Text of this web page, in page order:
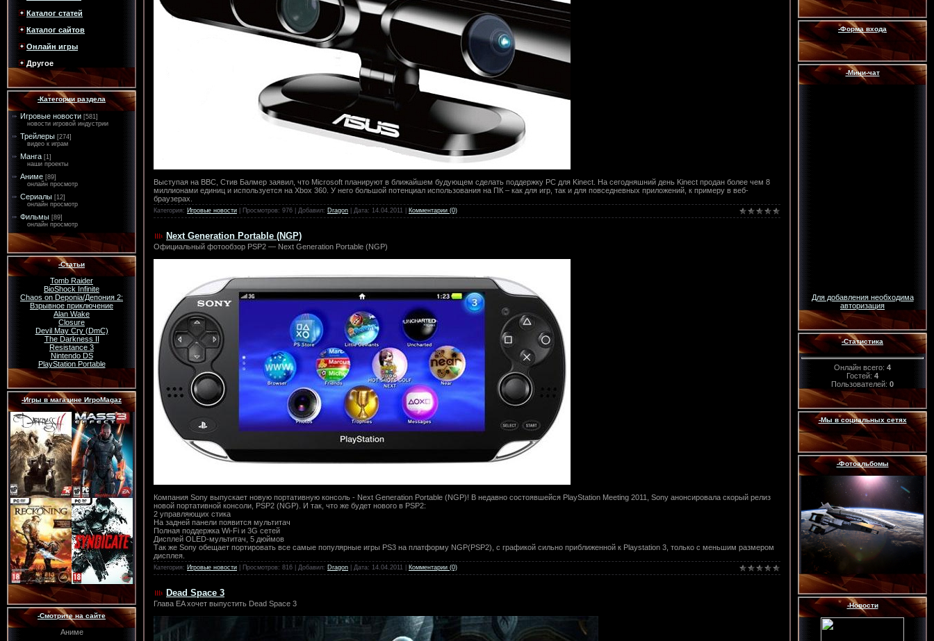
Каталог статей
Каталог сайтов
Онлайн игры
Другое
-Категории раздела
Игровые новости [581]
новости игровой индустрии
Трейлеры [274]
видео к играм
Манга [1]
наши проекты
Аниме [89]
онлайн просмотр
Сериалы [12]
онлайн просмотр
Фильмы [89]
онлайн просмотр
-Статьи
Tomb Raider
BioShock Infinite
Chaos on Deponia/Депония 2:
Взрывное приключение
Alan Wake
Closure
Devil May Cry (DmC)
The Darkness II
Resistance 3
Nintendo DS
PlayStation Portable
-Игры в магазине ИгроMagaz
-Смотрите на сайте
Аниме
Выступая на BBC, Стив Балмер заявил, что Microsoft планируют в ближайшем будующем сделать поддержку PC для Kinect. На сегодняшний день Kinect продан более чем 8
миллионами единиц и используется на Xbox 360. У него большой потенциал использования на ПК – как для игр, так и для повседневных приложений, к примеру в веб-
браузерах.
Категория: Игровые новости | Просмотров: 976 | Добавил: Dragon | Дата: 14.04.2011 Комментарии (0)
Next Generation Portable (NGP)
Официальный фотообзор PSP2 — Next Generation Portable (NGP)
Компания Sony выпускает новую портативную консоль - Next Generation Portable (NGP)! В недавно состоявшейся PlayStation Meeting 2011, Sony анонсировала скорый релиз
новой портативной консоли, PSP2 (NGP). И так, что же будет нового в PSP2:
2 управляющих стика
На задней панели появится мультитач
Полная поддержка Wi-Fi и 3G сетей
Дисплей OLED-мультитач, 5 дюймов
Так же Sony обещает портировать все самые популярные игры PS3 на платформу NGP(PSP2), с графикой сильно приближенной к Playstation 3, только с меньшим размером
дисплея.
Категория: Игровые новости | Просмотров: 816 | Добавил: Dragon | Дата: 14.04.2011 Комментарии (0)
Dead Space 3
Глава EA хочет выпустить Dead Space 3
-Форма входа
-Мини-чат
Для добавления необходима
авторизация
-Статистика
Онлайн всего: 4
Гостей: 4
Пользователей: 0
-Мы в социальных сетях
-Фотоальбомы
-Новости